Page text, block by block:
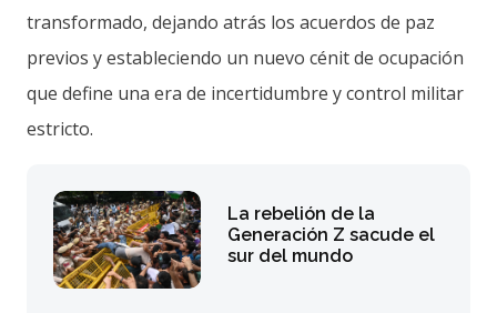
transformado, dejando atrás los acuerdos de paz
previos y estableciendo un nuevo cénit de ocupación
que define una era de incertidumbre y control militar
estricto.
La rebelión de la
Generación Z sacude el
sur del mundo